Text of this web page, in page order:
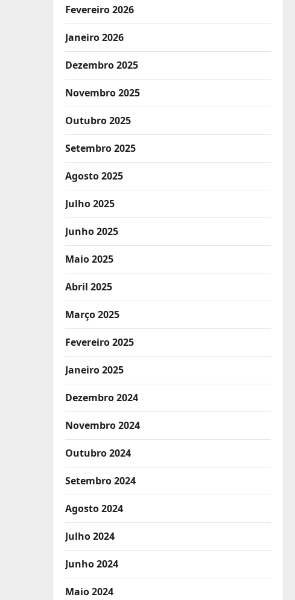
Fevereiro 2026
Janeiro 2026
Dezembro 2025
Novembro 2025
Outubro 2025
Setembro 2025
Agosto 2025
Julho 2025
Junho 2025
Maio 2025
Abril 2025
Março 2025
Fevereiro 2025
Janeiro 2025
Dezembro 2024
Novembro 2024
Outubro 2024
Setembro 2024
Agosto 2024
Julho 2024
Junho 2024
Maio 2024